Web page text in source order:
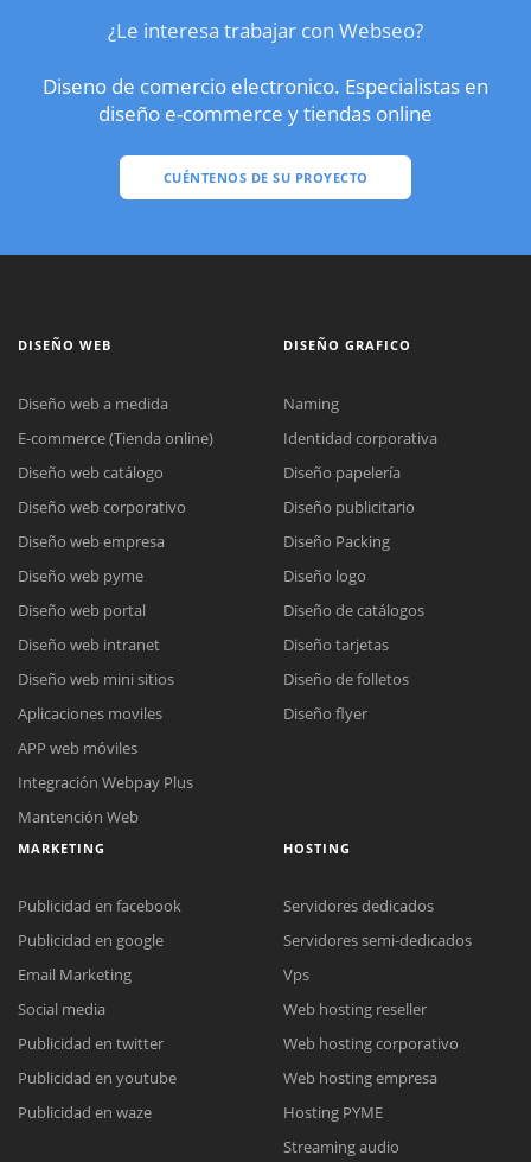
¿Le interesa trabajar con Webseo?
Diseno de comercio electronico. Especialistas en
diseño e-commerce y tiendas online
CUÉNTENOS DE SU PROYECTO
Reunión online
Meet para la reunión online.
Cotización
Chat Online
Todos nuestros ejecutivos están fuera de línea. Complete el formulario
DISEÑO WEB
Diseño web a medida
E-commerce (Tienda online)
Diseño web catálogo
Diseño web corporativo
Diseño web empresa
Diseño web pyme
Diseño web portal
Diseño web intranet
Diseño web mini sitios
Aplicaciones moviles
APP web móviles
Integración Webpay Plus
Mantención Web
DISEÑO GRAFICO
Naming
Identidad corporativa
Diseño papelería
Diseño publicitario
Diseño Packing
Diseño logo
Diseño de catálogos
Diseño tarjetas
Diseño de folletos
Diseño flyer
MARKETING
Publicidad en facebook
Publicidad en google
Email Marketing
Social media
Publicidad en twitter
Publicidad en youtube
Publicidad en waze
HOSTING
Servidores dedicados
Servidores semi-dedicados
Vps
Web hosting reseller
Web hosting corporativo
Web hosting empresa
Hosting PYME
Streaming audio